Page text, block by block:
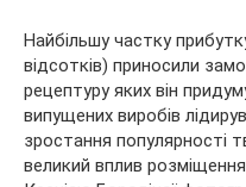
Найбільшу частку
відсотків) приносили
рецептуру яких він
випущених виробів
зростання популярності
великий вплив